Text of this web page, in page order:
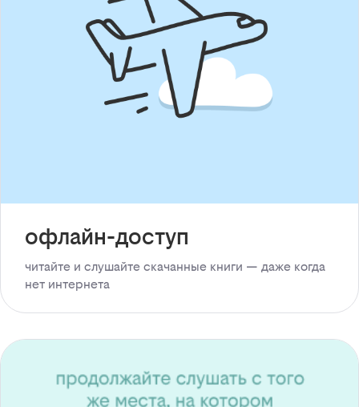
офлайн-доступ
читайте и слушайте скачанные книги — даже когда
нет интернета